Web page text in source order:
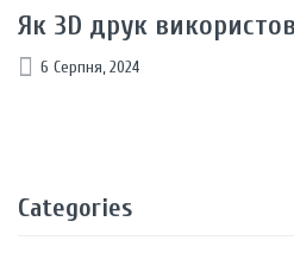
Categories
Як 3D друк
6 Серпня, 2024